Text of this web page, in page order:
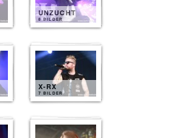
UNZUCHT
8 BILDER
X-RX
7 BILDER